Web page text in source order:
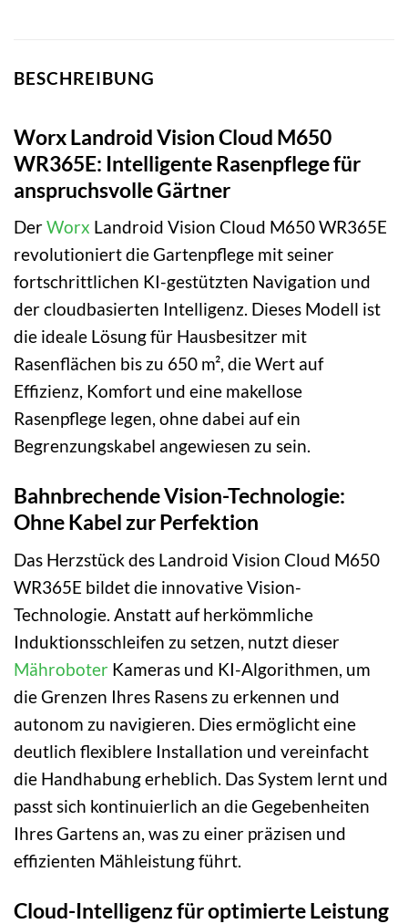
BESCHREIBUNG
Worx Landroid Vision Cloud M650
WR365E: Intelligente Rasenpflege für
anspruchsvolle Gärtner
DerWorx Landroid Vision Cloud M650 WR365E
revolutioniert die Gartenpflege mit seiner
fortschrittlichen KI-gestützten Navigation und
der cloudbasierten Intelligenz. Dieses Modell ist
die ideale Lösung für Hausbesitzer mit
Rasenflächen bis zu 650 m², die Wert auf
Effizienz, Komfort und eine makellose
Rasenpflege legen, ohne dabei auf ein
Begrenzungskabel angewiesen zu sein.
Bahnbrechende Vision-Technologie:
Ohne Kabel zur Perfektion
Das Herzstück des Landroid Vision Cloud M650
WR365E bildet die innovative Vision-
Technologie. Anstatt auf herkömmliche
Induktionsschleifen zu setzen, nutzt dieser
Mähroboter Kameras und KI-Algorithmen, um
die Grenzen Ihres Rasens zu erkennen und
autonom zu navigieren. Dies ermöglicht eine
deutlich flexiblere Installation und vereinfacht
die Handhabung erheblich. Das System lernt und
passt sich kontinuierlich an die Gegebenheiten
Ihres Gartens an, was zu einer präzisen und
effizienten Mähleistung führt.
Cloud-Intelligenz für optimierte Leistung